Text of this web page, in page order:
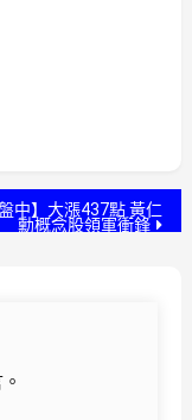
盤中】大漲437點 黃仁
勳概念股領軍衝鋒